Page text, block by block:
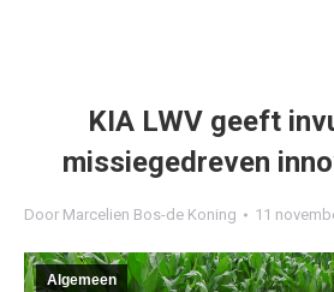
KIA LWV geeft
missiegedreven
Door Marcelien Bos-de Koning 11
Algemeen